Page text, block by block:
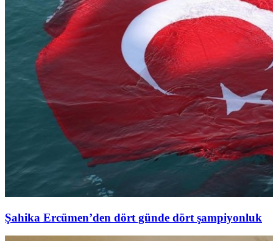
Şahika Ercümen’den dört günde dört şampiyonluk